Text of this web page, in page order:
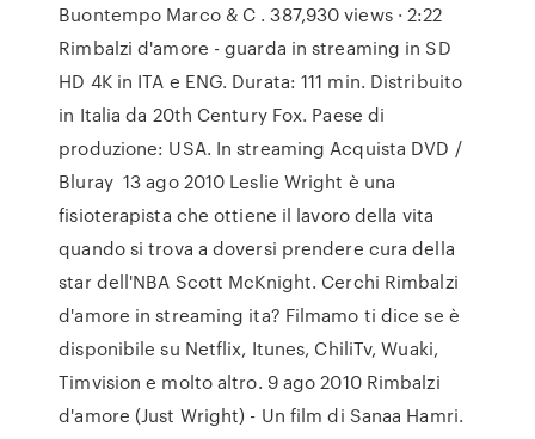
Buontempo Marco & C . 387,930 views · 2:22
Rimbalzi d'amore - guarda in streaming in SD
HD 4K in ITA e ENG. Durata: 111 min. Distribuito
in Italia da 20th Century Fox. Paese di
produzione: USA. In streaming Acquista DVD /
Bluray 13 ago 2010 Leslie Wright è una
fisioterapista che ottiene il lavoro della vita
quando si trova a doversi prendere cura della
star dell'NBA Scott McKnight. Cerchi Rimbalzi
d'amore in streaming ita? Filmamo ti dice se è
disponibile su Netflix, Itunes, ChiliTv, Wuaki,
Timvision e molto altro. 9 ago 2010 Rimbalzi
d'amore (Just Wright) - Un film di Sanaa Hamri.